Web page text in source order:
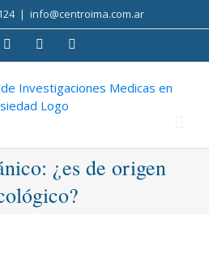
| info@centroima.com.ar
InstagramTwitter
¿es de origen